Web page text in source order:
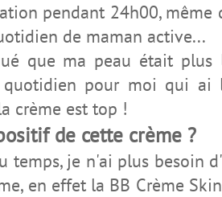
pendant 24h00,
de maman active...
que ma peau était
quotidien pour moi qui
crème est top !
de cette crème ?
temps, je n'ai plus besoin
en effet la BB Crème